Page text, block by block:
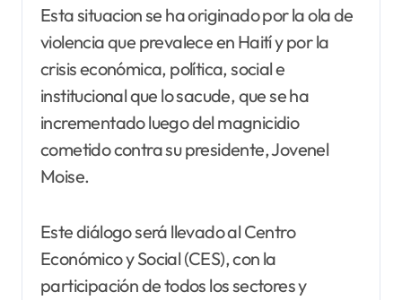
Esta situacion se ha originado por la ola de
violencia que prevalece en Haití y por la
crisis económica, política, social e
institucional que lo sacude, que se ha
incrementado luego del magnicidio
cometido contra su presidente, Jovenel
Moise.
Este diálogo será llevado al Centro
Económico y Social (CES), con la
participación de todos los sectores y